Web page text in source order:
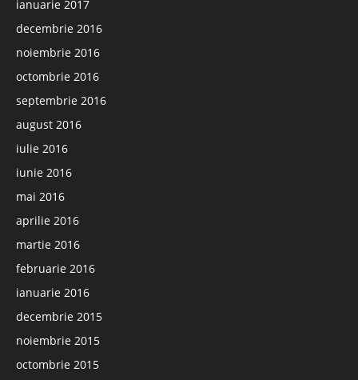
ianuarie 2017
decembrie 2016
noiembrie 2016
octombrie 2016
septembrie 2016
august 2016
iulie 2016
iunie 2016
mai 2016
aprilie 2016
martie 2016
februarie 2016
ianuarie 2016
decembrie 2015
noiembrie 2015
octombrie 2015